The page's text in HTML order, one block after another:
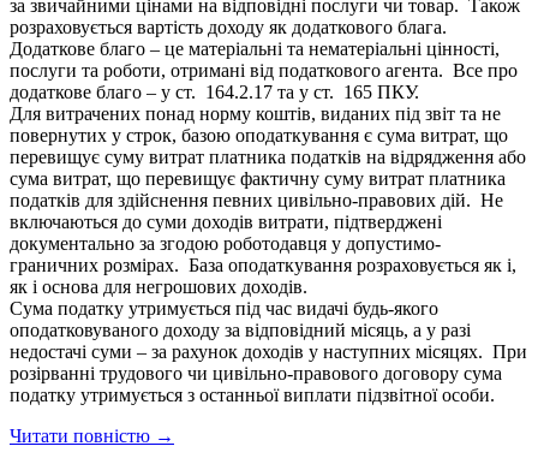
за звичайними цінами на відповідні послуги чи товар. Також
розраховується вартість доходу як додаткового блага.
Додаткове благо – це матеріальні та нематеріальні цінності,
послуги та роботи, отримані від податкового агента. Все про
додаткове благо – у ст. 164.2.17 та у ст. 165 ПКУ.
Для витрачених понад норму коштів, виданих під звіт та не
повернутих у строк, базою оподаткування є сума витрат, що
перевищує суму витрат платника податків на відрядження або
сума витрат, що перевищує фактичну суму витрат платника
податків для здійснення певних цивільно-правових дій. Не
включаються до суми доходів витрати, підтверджені
документально за згодою роботодавця у допустимо-
граничних розмірах. База оподаткування розраховується як і,
як і основа для негрошових доходів.
Сума податку утримується під час видачі будь-якого
оподатковуваного доходу за відповідний місяць, а у разі
недостачі суми – за рахунок доходів у наступних місяцях. При
розірванні трудового чи цивільно-правового договору сума
податку утримується з останньої виплати підзвітної особи.
Читати повністю →